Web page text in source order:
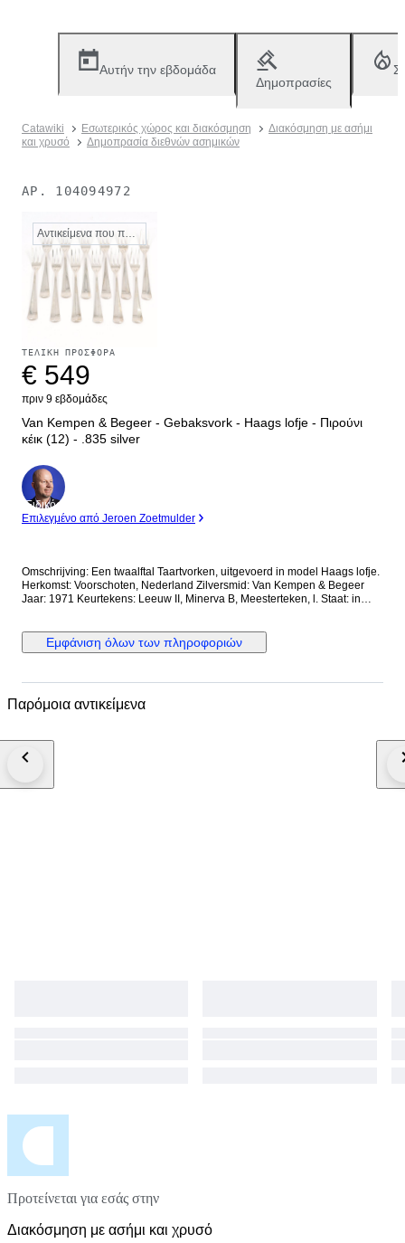
Αυτήν την εβδομάδα
Δημοπρασίες
Catawiki Εσωτερικός χώρος και διακόσμηση
Διακόσμηση με ασήμι
και χρυσό
Δημοπρασία διεθνών ασημικών
ΑΡ. 104094972
Αντικείμενα που πωλήθηκαν
ΤΕΛΙΚΉ ΠΡΟΣΦΟΡΆ
€ 549
πριν 9 εβδομάδες
Van Kempen & Begeer - Gebaksvork - Haags lofje - Πιρούνι
κέικ (12) - .835 silver
Ειδικός
Επιλεγμένο από Jeroen Zoetmulder
Omschrijving: Een twaalftal Taartvorken, uitgevoerd in model Haags lofje.
Herkomst: Voorschoten, Nederland Zilversmid: Van Kempen & Begeer
Jaar: 1971 Keurtekens: Leeuw II, Minerva B, Meesterteken, l. Staat: in
12534 Al onze artikelen worden aangetekend verzonden. U kunt het
kavel ook afhalen in één van onze ruim 100 kantoren in Nederland,
NL en BE) Comptoir de l’Or (voor BE) of Goldwechselhaus (voor DE) voor
aan ons door.
Εμφάνιση όλων των πληροφοριών
Παρόμοια αντικείμενα
Προτείνεται για εσάς στην
Διακόσμηση με ασήμι και χρυσό